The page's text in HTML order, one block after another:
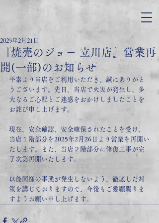
『焼売のジョー 立川店』営業再
開(一部)のお知らせ
2025年2月21日
平素より当店をご利用いただき、誠にありがと
うございます。先日、当店で火災が発生し、多
大なるご心配とご迷惑をおかけしましたことを
お詫び申し上げます。
現在、安全確認、安全確保されたことを受け、
当店１階部分を2025年2月26日より営業を再開い
たします。また、当店２階部分に修復工事が完
了次第再開いたします。
以後同様の事態が発生しないよう、徹底した対
策を講じておりますので、今後もご愛顧賜りま
すようお願い申し上げます。